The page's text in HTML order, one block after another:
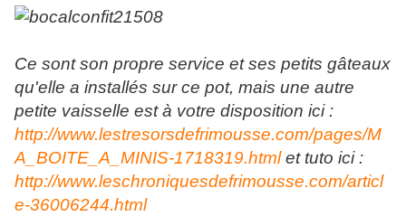
Ce sont son propre service et ses petits gâteaux
qu'elle a installés sur ce pot, mais une autre
petite vaisselle est à votre disposition ici :
http://www.lestresorsdefrimousse.com/pages/M
A_BOITE_A_MINIS-1718319.htmlet tuto ici :
http://www.leschroniquesdefrimousse.com/articl
e-36006244.html